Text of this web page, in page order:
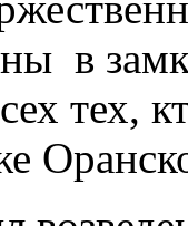
в
тех,